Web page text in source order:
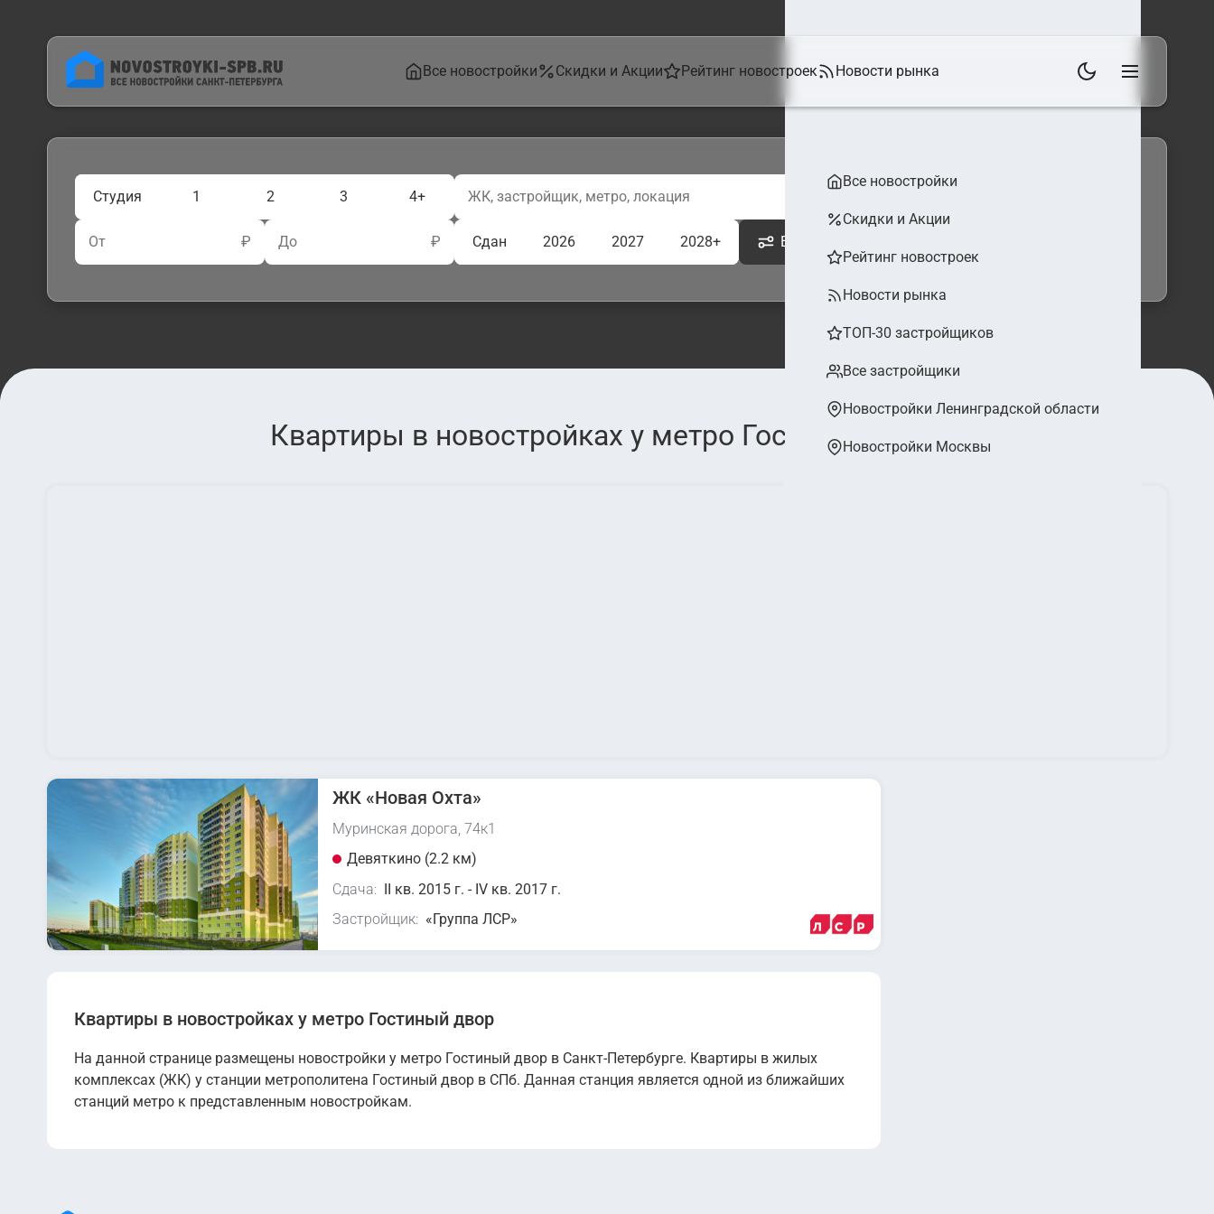
Все новостройки Скидки и Акции Рейтинг новостроек Новости рынка
Все новостройки
Скидки и Акции
Рейтинг новостроек
Новости рынка
ТОП-30 застройщиков
Все застройщики
Новостройки Ленинградской области
Новостройки Москвы
Студия 1 2 3 4+
От ₽ До ₽ Сдан 2026 2027 2028+ Ещё фильтры
Квартиры в новостройках у метро Гостиный двор
ЖК «Новая Охта»
Муринская дорога, 74к1
Девяткино (2.2 км)
Сдача: II кв. 2015 г. - IV кв. 2017 г.
Застройщик: «Группа ЛСР»
Квартиры в новостройках у метро Гостиный двор
На данной странице размещены новостройки у метро Гостиный двор в Санкт-Петербурге. Квартиры в жилых
комплексах (ЖК) у станции метрополитена Гостиный двор в СПб. Данная станция является одной из ближайших
станций метро к представленным новостройкам.